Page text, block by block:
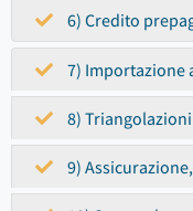
6) Credito
7) Importazione
8) Triangolazioni
9)